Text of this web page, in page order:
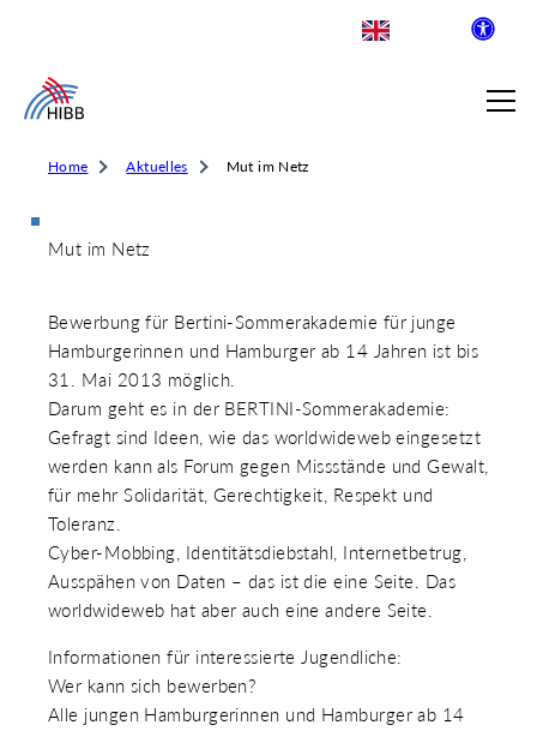
INSTITUT FÜR BERUFLICHE
SCHULEN
& ABSCHLÜSSE
& RECHT
PUBLIKATIONEN/TERMINE
Home Aktuelles Mut im Netz
Mut im Netz
Bewerbung für Bertini-Sommerakademie für junge
Hamburgerinnen und Hamburger ab 14 Jahren ist bis
31. Mai 2013 möglich.
Darum geht es in der BERTINI-Sommerakademie:
Gefragt sind Ideen, wie das worldwideweb eingesetzt
werden kann als Forum gegen Missstände und Gewalt,
für mehr Solidarität, Gerechtigkeit, Respekt und
Toleranz.
Cyber-Mobbing, Identitätsdiebstahl, Internetbetrug,
Ausspähen von Daten – das ist die eine Seite. Das
worldwideweb hat aber auch eine andere Seite.
Informationen für interessierte Jugendliche:
Wer kann sich bewerben?
Alle jungen Hamburgerinnen und Hamburger ab 14